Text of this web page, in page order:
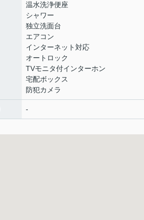
温水洗浄便座
シャワー
独立洗面台
エアコン
インターネット対応
オートロック
TVモニタ付インターホン
宅配ボックス
防犯カメラ
-